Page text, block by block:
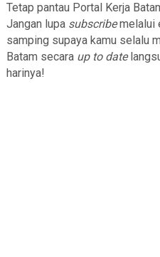
Tetap pantau Portal Kerja
Jangan lupa subscribemelalui
samping supaya kamu selalu
Batam secara up to date
harinya!